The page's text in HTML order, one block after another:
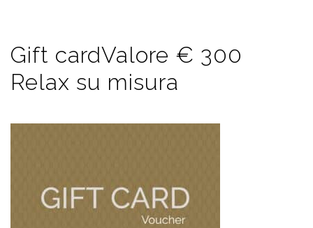
Gift cardValore € 300
Relax su misura